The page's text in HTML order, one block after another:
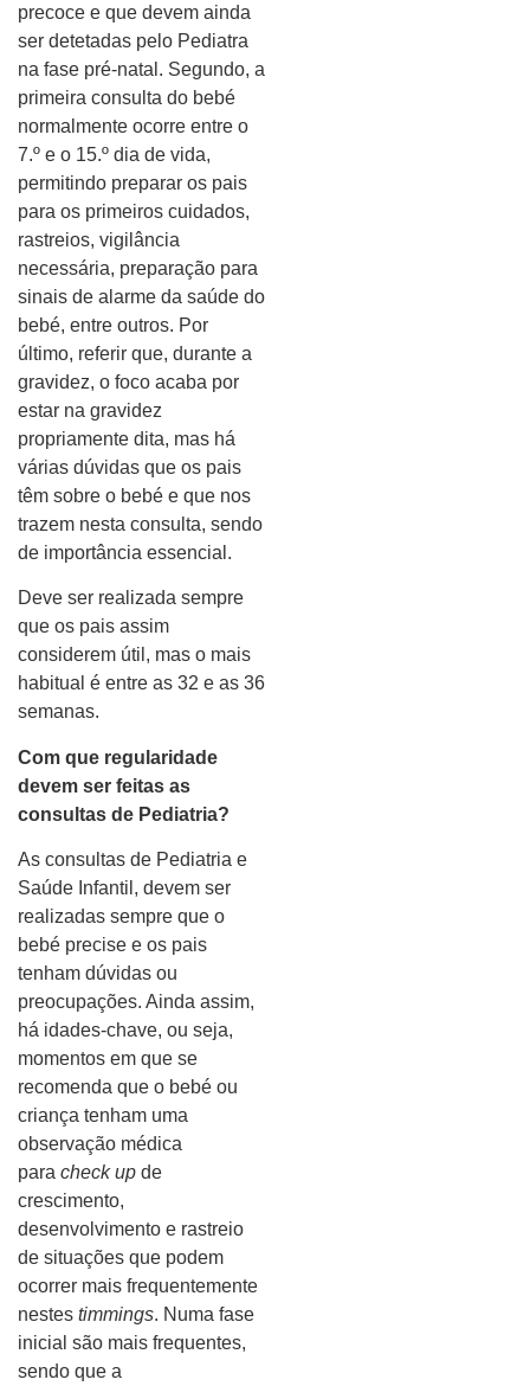
precoce e que devem ainda
ser detetadas pelo Pediatra
na fase pré-natal. Segundo, a
primeira consulta do bebé
normalmente ocorre entre o
7.º e o 15.º dia de vida,
permitindo preparar os pais
para os primeiros cuidados,
rastreios, vigilância
necessária, preparação para
sinais de alarme da saúde do
bebé, entre outros. Por
último, referir que, durante a
gravidez, o foco acaba por
estar na gravidez
propriamente dita, mas há
várias dúvidas que os pais
têm sobre o bebé e que nos
trazem nesta consulta, sendo
de importância essencial.
Deve ser realizada sempre
que os pais assim
considerem útil, mas o mais
habitual é entre as 32 e as 36
semanas.
Com que regularidade
devem ser feitas as
consultas de Pediatria?
As consultas de Pediatria e
Saúde Infantil, devem ser
realizadas sempre que o
bebé precise e os pais
tenham dúvidas ou
preocupações. Ainda assim,
há idades-chave, ou seja,
momentos em que se
recomenda que o bebé ou
criança tenham uma
observação médica
para check up de
crescimento,
desenvolvimento e rastreio
de situações que podem
ocorrer mais frequentemente
nestes timmings. Numa fase
inicial são mais frequentes,
sendo que a